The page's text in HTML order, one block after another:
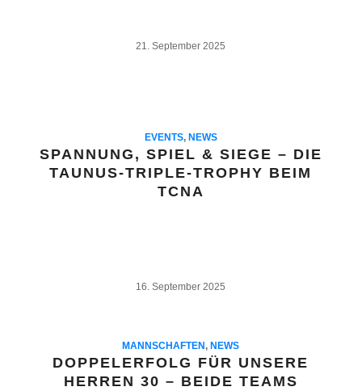
21. September 2025
EVENTS, NEWS
SPANNUNG, SPIEL & SIEGE – DIE
TAUNUS-TRIPLE-TROPHY BEIM
TCNA
16. September 2025
MANNSCHAFTEN,NEWS
DOPPELERFOLG FÜR UNSERE
HERREN 30 – BEIDE TEAMS